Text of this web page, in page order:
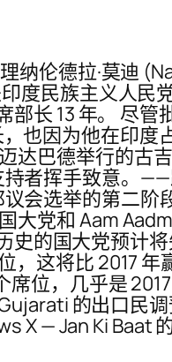
纳伦德拉·莫迪
度民族主义人民
长 13 年。 尽
也因为他在印度
达巴德举行的古
者挥手致意。——
会选举的第二阶
党和 Aam
史的国大党预计
，这将比 2017
位，几乎是
的出口民调
— Jan Ki Baat